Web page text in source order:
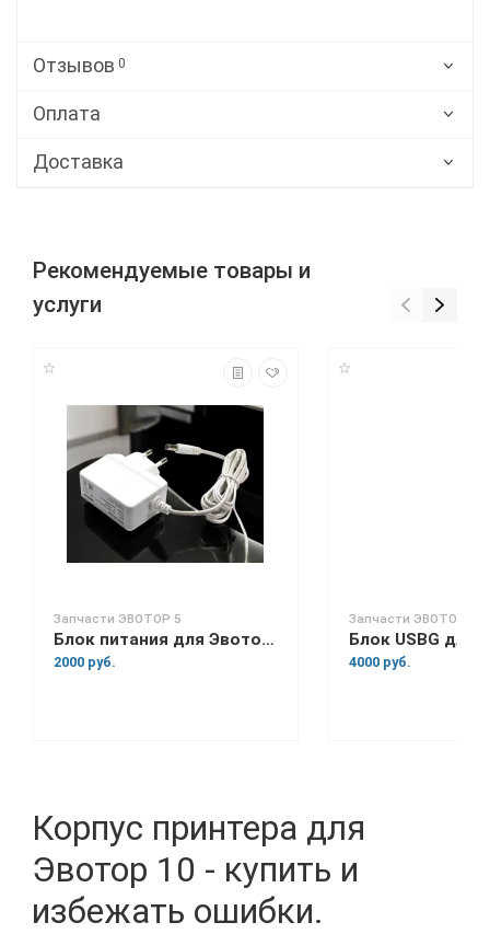
Отзывов 0
Оплата
Доставка
Рекомендуемые товары и
услуги
Запчасти ЭВОТОР 5
Блок питания для Эвотор 5
2000 руб.
Запчасти ЭВОТОР 7.2
4000 руб.
Корпус принтера для
Эвотор 10 - купить и
избежать ошибки.